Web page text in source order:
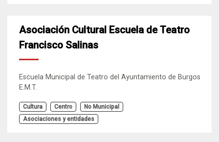
Asociación Cultural Escuela de Teatro
Francisco Salinas
Escuela Municipal de Teatro del Ayuntamiento de Burgos
E.M.T.
Cultura Centro
No Municipal
Asociaciones y entidades